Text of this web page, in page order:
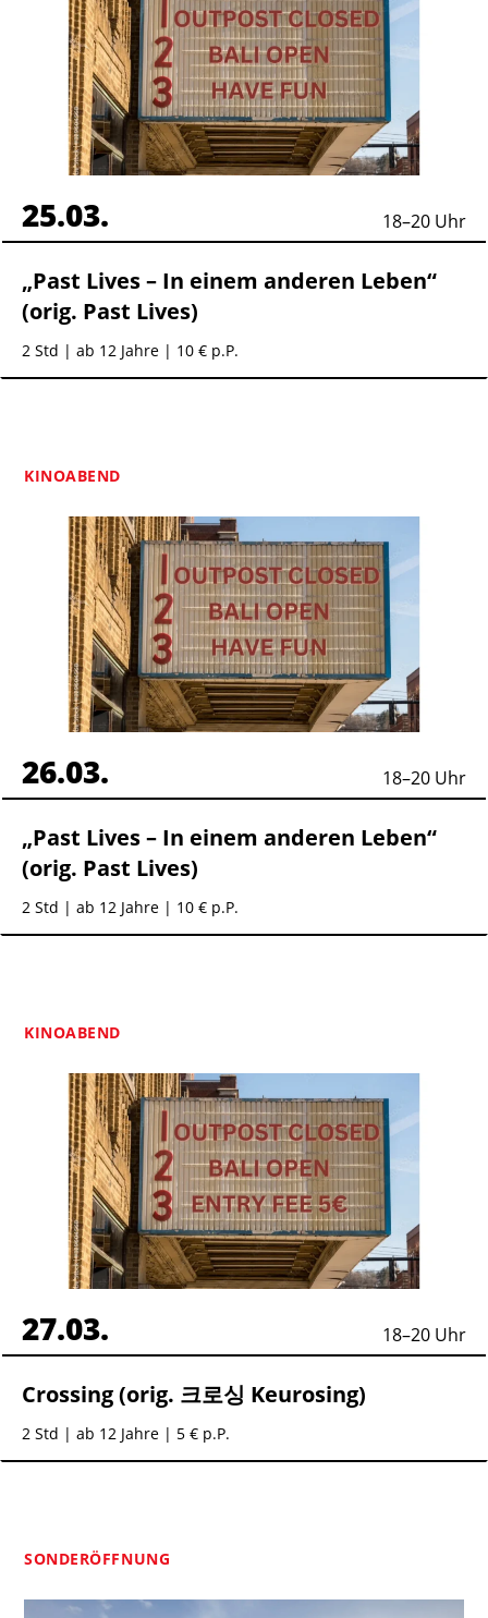
25.03. 18–20 Uhr
„Past Lives – In einem anderen Leben“
(orig. Past Lives)
2 Std | ab 12 Jahre | 10 € p.P.
26.03. 18–20 Uhr
„Past Lives – In einem anderen Leben“
(orig. Past Lives)
KINOABEND
2 Std | ab 12 Jahre | 10 € p.P.
27.03. 18–20 Uhr
Crossing (orig. 크로싱 Keurosing)
KINOABEND
2 Std | ab 12 Jahre | 5 € p.P.
SONDERÖFFNUNG